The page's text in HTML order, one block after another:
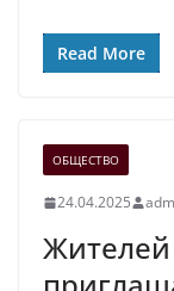
Read More
ОБЩЕСТВО
24.04.2025